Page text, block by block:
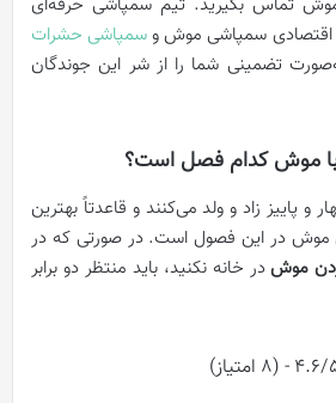
اقتصادی سمپاشی موش وسمپاشی حشرات
تضمینی شما را از شر این جوندگان
با موش کدام فصل است؟
و پاییز زاد و ولد می‌کنند و قاعدتاً بهترین
موش در این فصول است. در صورتی که در
موشدر خانه نکنید، باید منتظر دو برابر
5 - (8 امتیاز)